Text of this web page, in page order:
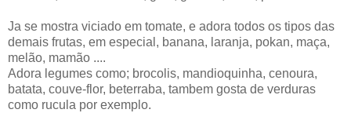
Ja se mostra viciado em tomate, e adora todos os tipos das
demais frutas, em especial, banana, laranja, pokan, maça,
melão, mamão ....
Adora legumes como; brocolis, mandioquinha, cenoura,
batata, couve-flor, beterraba, tambem gosta de verduras
como rucula por exemplo.